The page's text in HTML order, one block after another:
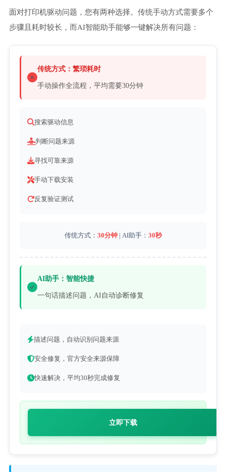
面对打印机驱动问题，您有两种选择。传统手动方式需要多个
步骤且耗时较长，而AI智能助手能够一键解决所有问题：
传统方式：繁琐耗时
手动操作全流程，平均需要30分钟
搜索驱动信息
判断问题来源
寻找可靠来源
手动下载安装
反复验证测试
传统方式： 30分钟| AI助手： 30秒
AI助手：智能快捷
一句话描述问题，AI自动诊断修复
描述问题，自动识别问题来源
安全修复，官方安全来源保障
快速解决，平均30秒完成修复
立即下载